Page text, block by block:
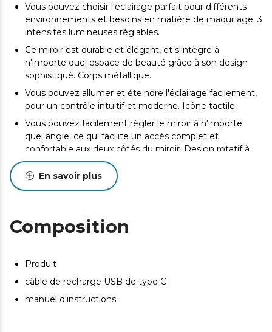
Vous pouvez choisir l'éclairage parfait pour différents
environnements et besoins en matière de maquillage. 3
intensités lumineuses réglables.
Ce miroir est durable et élégant, et s'intègre à
n'importe quel espace de beauté grâce à son design
sophistiqué. Corps métallique.
Vous pouvez allumer et éteindre l'éclairage facilement,
pour un contrôle intuitif et moderne. Icône tactile.
Vous pouvez facilement régler le miroir à n'importe
quel angle, ce qui facilite un accès complet et
confortable aux deux côtés du miroir. Design rotatif à
360°.
Ce miroir offre une utilisation prolongée avec une seule
charge, vous garantissant qu'il sera toujours prêt lorsque
Charge rapide et efficace pour que le miroir soit
toujours prêt à l'emploi. Câble de charge de type C.
En savoir plus
Composition
Produit
câble de recharge USB de type C
manuel d'instructions.